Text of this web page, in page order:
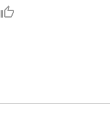
thumb_up_alt